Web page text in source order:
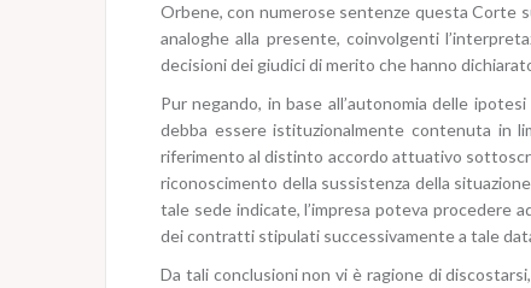
Orbene, con numerose sentenze questa Corte
analoghe alla presente, coinvolgenti
decisioni dei giudici di merito che hanno
Pur negando, in base all’autonomia delle
debba essere istituzionalmente contenuta in
riferimento al distinto accordo attuativo
riconoscimento della sussistenza della
tale sede indicate, l’impresa poteva procedere
dei contratti stipulati successivamente a tale
Da tali conclusioni non vi è ragione di